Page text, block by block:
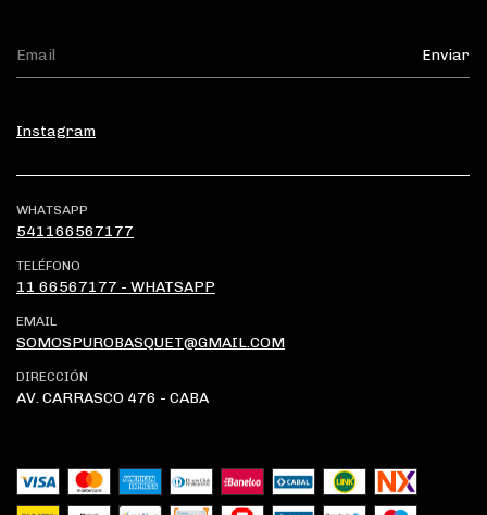
Instagram
WHATSAPP
541166567177
TELÉFONO
11 66567177 - WHATSAPP
EMAIL
SOMOSPUROBASQUET@GMAIL.COM
DIRECCIÓN
AV. CARRASCO 476 - CABA